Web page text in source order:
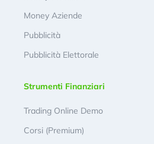
Money Aziende
Pubblicità
Pubblicità Elettorale
Strumenti Finanziari
Trading Online Demo
Corsi (Premium)